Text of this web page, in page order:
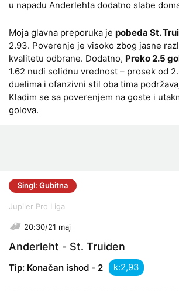
u napadu Anderlehta dodatno slabe
Moja glavna preporuka je pobeda St.
2.93. Poverenje je visoko zbog jasne
kvalitetu odbrane. Dodatno, Preko 2.5
1.62 nudi solidnu vrednost – prosek od
duelima i ofanzivni stil oba tima
Kladim se sa poverenjem na goste i
golova.
Singl: Gubitna
Jupiler Pro Liga
20:30/21 maj
Anderleht - St. Truiden
Tip: Konačan ishod - 2 k: